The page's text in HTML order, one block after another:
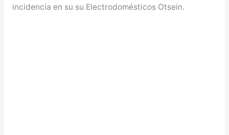
incidencia en su su Electrodomésticos Otsein.